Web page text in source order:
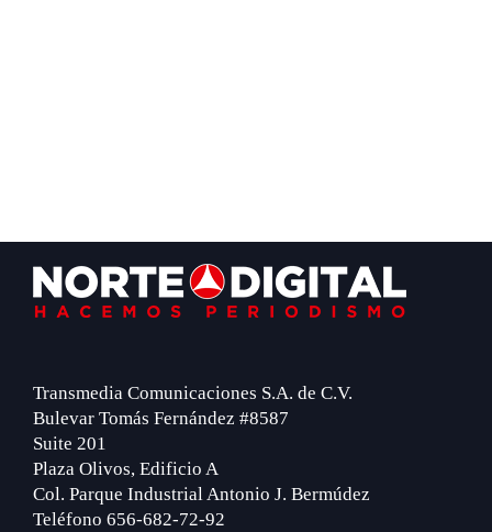
Footer
Transmedia Comunicaciones S.A. de C.V.
Bulevar Tomás Fernández #8587
Suite 201
Plaza Olivos, Edificio A
Col. Parque Industrial Antonio J. Bermúdez
Teléfono 656-682-72-92